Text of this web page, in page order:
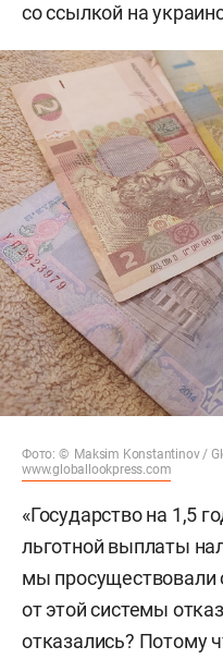
со ссылкой на
Фото: © Maksim Konstantinov /
www.globallookpress.com
«Государство на 1,5
льготной выплаты
мы просуществовали
от этой системы
отказались? Потому